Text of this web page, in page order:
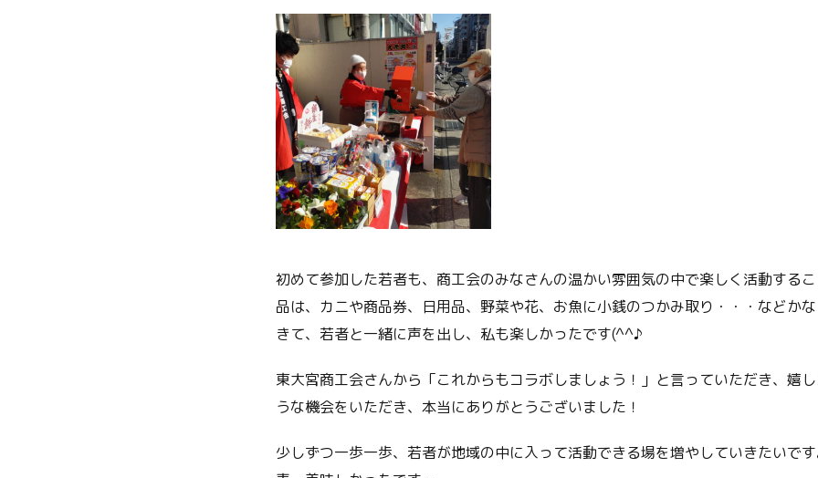
初めて参加した若者も、商工会のみなさんの温かい雰囲気の中で楽しく活動する
品は、カニや商品券、日用品、野菜や花、お魚に小銭のつかみ取り・・・などか
きて、若者と一緒に声を出し、私も楽しかったです(^^♪
東大宮商工会さんから「これからもコラボしましょう！」と言っていただき、嬉
うな機会をいただき、本当にありがとうございました！
少しずつ一歩一歩、若者が地域の中に入って活動できる場を増やしていきたいで